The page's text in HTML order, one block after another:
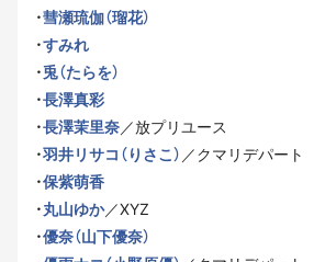
・彗瀬琉伽（瑠花）
・すみれ
・兎（たらを）
・長澤真彩
・長澤茉里奈／放プリユース
・羽井リサコ（りさこ） ／クマリデパート
・保紫萌香
・丸山ゆか／XYZ
・優奈（山下優奈）